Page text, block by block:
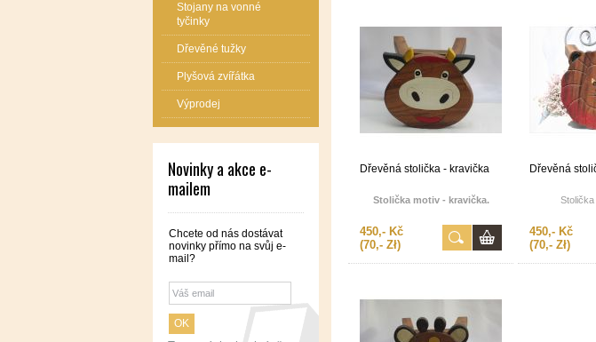
Stojany na vonné
tyčinky
Dřevěné tužky
Plyšová zvířátka
Výprodej
Novinky a akce e-
mailem
Chcete od nás dostávat
novinky přímo na svůj e-
mail?
Dřevěná stolička - kravička
Stolička motiv - kravička.
450,- Kč
(70,- Zł)
Dřevěná
Stolička
450,- Kč
(70,- Zł)